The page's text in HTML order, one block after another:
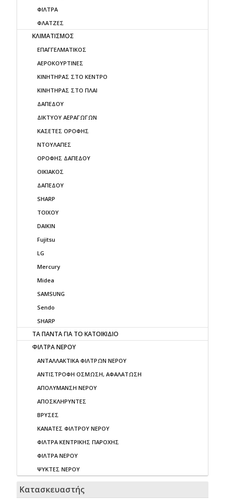
ΦΙΛΤΡΑ
ΦΛΑΤΖΕΣ
ΚΛΙΜΑΤΙΣΜΟΣ
ΕΠΑΓΓΕΛΜΑΤΙΚΟΣ
ΑΕΡΟΚΟΥΡΤΙΝΕΣ
ΚΙΝΗΤΗΡΑΣ ΣΤΟ ΚΕΝΤΡΟ
ΚΙΝΗΤΗΡΑΣ ΣΤΟ ΠΛΑΙ
ΔΑΠΕΔΟΥ
ΔΙΚΤΥΟΥ ΑΕΡΑΓΩΓΩΝ
ΚΑΣΕΤΕΣ ΟΡΟΦΗΣ
ΝΤΟΥΛΑΠΕΣ
ΟΡΟΦΗΣ ΔΑΠΕΔΟΥ
ΟΙΚΙΑΚΟΣ
ΔΑΠΕΔΟΥ
SHARP
ΤΟΙΧΟΥ
DAIKIN
Fujitsu
LG
Mercury
Midea
SAMSUNG
Sendo
SHARP
ΤΑ ΠΑΝΤΑ ΓΙΑ ΤΟ ΚΑΤΟΙΚΙΔΙΟ
ΦΙΛΤΡΑ ΝΕΡΟΥ
ΑΝΤΑΛΛΑΚΤΙΚΑ ΦΙΛΤΡΩΝ ΝΕΡΟΥ
ΑΝΤΙΣΤΡΟΦΗ ΟΣΜΩΣΗ, ΑΦΑΛΑΤΩΣΗ
ΑΠΟΛΥΜΑΝΣΗ ΝΕΡΟΥ
ΑΠΟΣΚΛΗΡΥΝΤΕΣ
ΒΡΥΣΕΣ
ΚΑΝΑΤΕΣ ΦΙΛΤΡΟΥ ΝΕΡΟΥ
ΦΙΛΤΡΑ ΚΕΝΤΡΙΚΗΣ ΠΑΡΟΧΗΣ
ΦΙΛΤΡΑ ΝΕΡΟΥ
ΨΥΚΤΕΣ ΝΕΡΟΥ
Κατασκευαστής